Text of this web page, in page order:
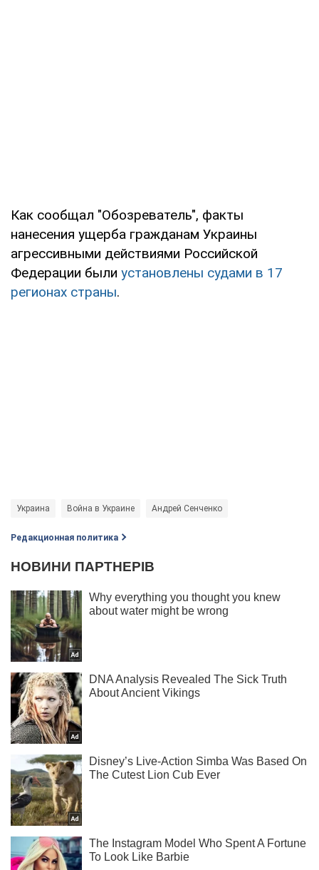
Как сообщал "Обозреватель", факты
нанесения ущерба гражданам Украины
агрессивными действиями Российской
Федерации были установлены судами в 17
регионах страны.
Украина Война в Украине Андрей Сенченко
Редакционная политика